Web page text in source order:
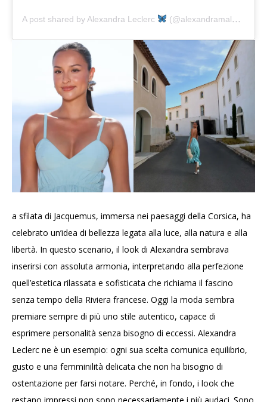
A post shared by Alexandra Leclerc (@alexandramalenaleclerc)
a sfilata di Jacquemus, immersa nei paesaggi della Corsica, ha
celebrato un’idea di bellezza legata alla luce, alla natura e alla
libertà. In questo scenario, il look di Alexandra sembrava
inserirsi con assoluta armonia, interpretando alla perfezione
quell’estetica rilassata e sofisticata che richiama il fascino
senza tempo della Riviera francese. Oggi la moda sembra
premiare sempre di più uno stile autentico, capace di
esprimere personalità senza bisogno di eccessi. Alexandra
Leclerc ne è un esempio: ogni sua scelta comunica equilibrio,
gusto e una femminilità delicata che non ha bisogno di
ostentazione per farsi notare. Perché, in fondo, i look che
restano impressi non sono necessariamente i più audaci. Sono